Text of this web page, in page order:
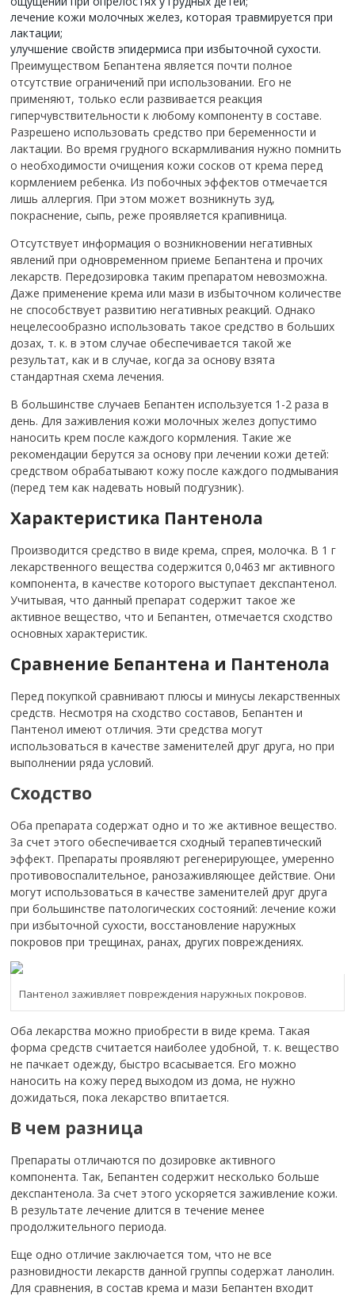
лечение кожи молочных желез, которая травмируется при
лактации;
улучшение свойств эпидермиса при избыточной сухости.
Преимуществом Бепантена является почти полное
отсутствие ограничений при использовании. Его не
применяют, только если развивается реакция
гиперчувствительности к любому компоненту в составе.
Разрешено использовать средство при беременности и
лактации. Во время грудного вскармливания нужно помнить
о необходимости очищения кожи сосков от крема перед
кормлением ребенка. Из побочных эффектов отмечается
лишь аллергия. При этом может возникнуть зуд,
покраснение, сыпь, реже проявляется крапивница.
Отсутствует информация о возникновении негативных
явлений при одновременном приеме Бепантена и прочих
лекарств. Передозировка таким препаратом невозможна.
Даже применение крема или мази в избыточном количестве
не способствует развитию негативных реакций. Однако
нецелесообразно использовать такое средство в больших
дозах, т. к. в этом случае обеспечивается такой же
результат, как и в случае, когда за основу взята
стандартная схема лечения.
В большинстве случаев Бепантен используется 1-2 раза в
день. Для заживления кожи молочных желез допустимо
наносить крем после каждого кормления. Такие же
рекомендации берутся за основу при лечении кожи детей:
средством обрабатывают кожу после каждого подмывания
(перед тем как надевать новый подгузник).
Характеристика Пантенола
Производится средство в виде крема, спрея, молочка. В 1 г
лекарственного вещества содержится 0,0463 мг активного
компонента, в качестве которого выступает декспантенол.
Учитывая, что данный препарат содержит такое же
активное вещество, что и Бепантен, отмечается сходство
основных характеристик.
Сравнение Бепантена и Пантенола
Перед покупкой сравнивают плюсы и минусы лекарственных
средств. Несмотря на сходство составов, Бепантен и
Пантенол имеют отличия. Эти средства могут
использоваться в качестве заменителей друг друга, но при
выполнении ряда условий.
Сходство
Оба препарата содержат одно и то же активное вещество.
За счет этого обеспечивается сходный терапевтический
эффект. Препараты проявляют регенерирующее, умеренно
противовоспалительное, ранозаживляющее действие. Они
могут использоваться в качестве заменителей друг друга
при большинстве патологических состояний: лечение кожи
при избыточной сухости, восстановление наружных
покровов при трещинах, ранах, других повреждениях.
Пантенол заживляет повреждения наружных покровов.
Оба лекарства можно приобрести в виде крема. Такая
форма средств считается наиболее удобной, т. к. вещество
не пачкает одежду, быстро всасывается. Его можно
наносить на кожу перед выходом из дома, не нужно
дожидаться, пока лекарство впитается.
В чем разница
Препараты отличаются по дозировке активного
компонента. Так, Бепантен содержит несколько больше
декспантенола. За счет этого ускоряется заживление кожи.
В результате лечение длится в течение менее
продолжительного периода.
Еще одно отличие заключается том, что не все
разновидности лекарств данной группы содержат ланолин.
Для сравнения, в состав крема и мази Бепантен входит